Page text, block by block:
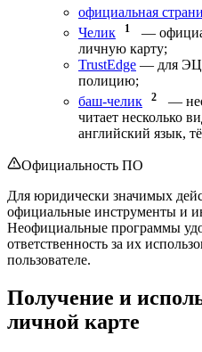
официальная
Челик
1
—
личную карту;
TrustEdge — для
полицию;
баш-челик
2
—
читает несколько
английский язык,
Официальность ПО
Для юридически значимых
официальные инструменты и
Неофициальные программы
ответственность за их
пользователе.
Получение и
личной карте